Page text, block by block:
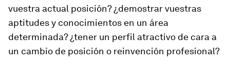
vuestra actual posición? ¿demostrar vuestras
aptitudes y conocimientos en un área
determinada? ¿tener un perfil atractivo de cara a
un cambio de posición o reinvención profesional?